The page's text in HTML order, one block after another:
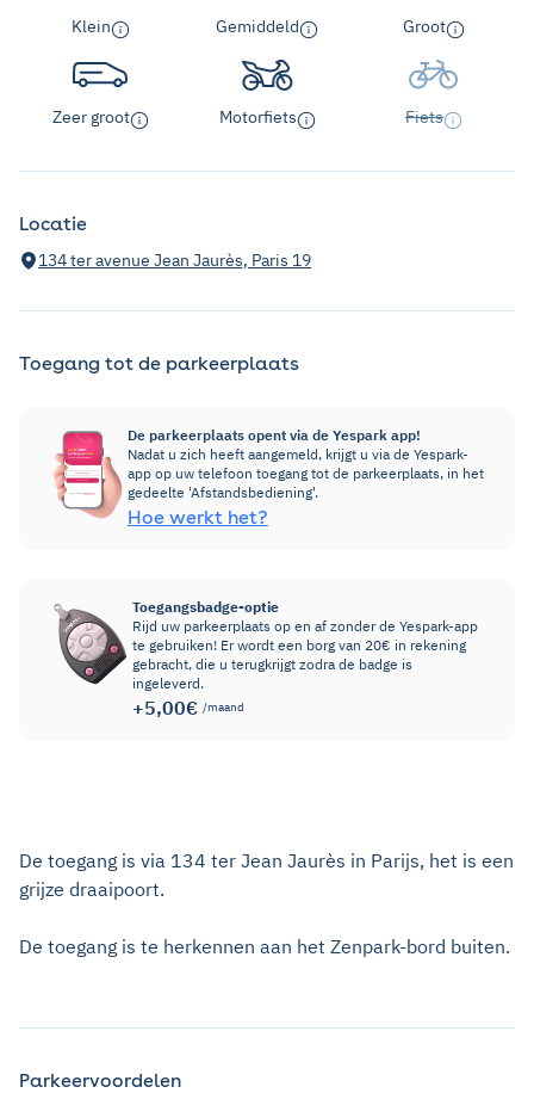
Klein Gemiddeld Groot
Zeer groot Motorfiets Fiets
Locatie
134 ter avenue Jean Jaurès, Paris 19
Toegang tot de parkeerplaats
De parkeerplaats opent via de Yespark app!
Nadat u zich heeft aangemeld, krijgt u via de Yespark-
app op uw telefoon toegang tot de parkeerplaats, in het
gedeelte 'Afstandsbediening'.
Hoe werkt het?
Toegangsbadge-optie
Rijd uw parkeerplaats op en af zonder de Yespark-app
te gebruiken! Er wordt een borg van 20€ in rekening
gebracht, die u terugkrijgt zodra de badge is
ingeleverd.
+5,00€ /maand
De toegang is via 134 ter Jean Jaurès in Parijs, het is een
grijze draaipoort.
De toegang is te herkennen aan het Zenpark-bord buiten.
Parkeervoordelen